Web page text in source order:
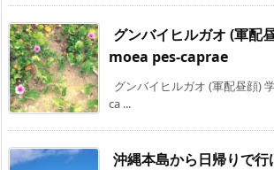
グンバイヒルガオ (軍配
moea pes-caprae
グンバイヒルガオ (軍配昼顔)
ca ...
沖縄本島から日帰りで